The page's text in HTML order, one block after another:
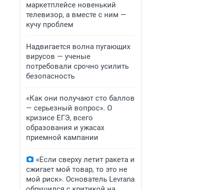
маркетплейсе новенький
телевизор, а вместе с ним —
кучу проблем
Надвигается волна пугающих
вирусов — ученые
потребовали срочно усилить
безопасность
«Как они получают сто баллов
— серьезный вопрос». О
кризисе ЕГЭ, всего
образования и ужасах
приемной кампании
«Если сверху летит ракета и
сжигает мой товар, то это не
мой риск». Основатель Levrana